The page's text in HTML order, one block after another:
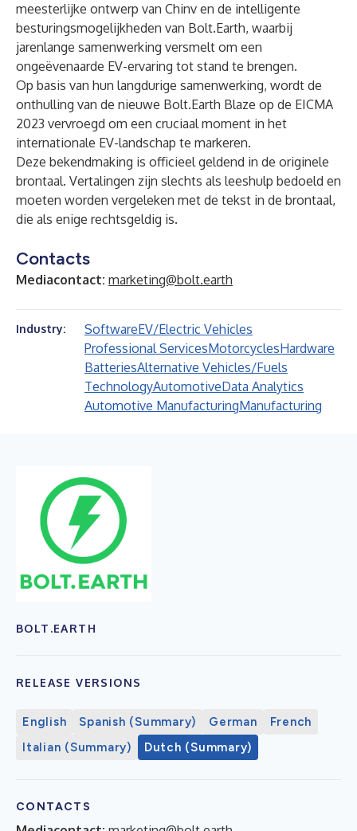
meesterlijke ontwerp van Chinv en de intelligente
besturingsmogelijkheden van Bolt.Earth, waarbij
jarenlange samenwerking versmelt om een
ongeëvenaarde EV-ervaring tot stand te brengen.
Op basis van hun langdurige samenwerking, wordt de
onthulling van de nieuwe Bolt.Earth Blaze op de EICMA
2023 vervroegd om een cruciaal moment in het
internationale EV-landschap te markeren.
Deze bekendmaking is officieel geldend in de originele
brontaal. Vertalingen zijn slechts als leeshulp bedoeld en
moeten worden vergeleken met de tekst in de brontaal,
die als enige rechtsgeldig is.
Contacts
Mediacontact: marketing@bolt.earth
Industry: SoftwareEV/Electric Vehicles
Professional ServicesMotorcyclesHardware
BatteriesAlternative Vehicles/Fuels
TechnologyAutomotiveData Analytics
Automotive ManufacturingManufacturing
BOLT.EARTH
RELEASE VERSIONS
English Spanish (Summary) German
French
Italian (Summary)
Dutch (Summary)
CONTACTS